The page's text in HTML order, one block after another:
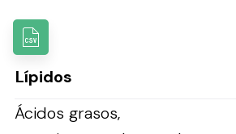
Lípidos
Ácidos grasos,